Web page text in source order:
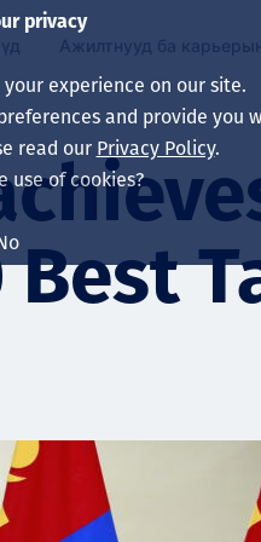
board
leaders
Харьяа компаниуд
approach
мэнд,
Уур амьсгалын
ашигт
нэмэгдүүлэх
нөөц
Services
Инженерчлэл
Capability
төсөл
Индонез
Ажилтнууд ба
at Thiess
Америк дах
Шинэ төгссөн
Best
privacy
experience on our site.
and provide you
read our Privacy Policy.
use of cookies?